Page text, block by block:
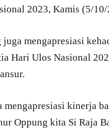
2023, Kamis (5/
mengapresiasi
Hari Ulos Nasional
mengapresiasi kinerja
Oppung kita Si Raja